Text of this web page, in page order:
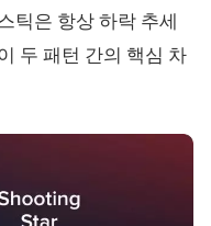
틱은 항상 하락 추세
두 패턴 간의 핵심 차